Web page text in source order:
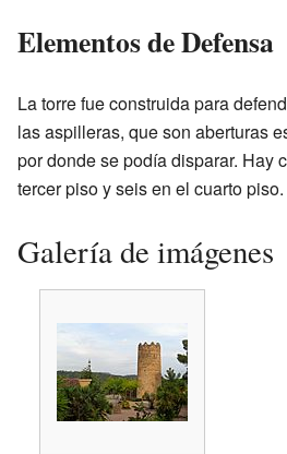
Elementos de Defensa
La torre fue construida para
las aspilleras, que son aberturas
por donde se podía disparar. Hay
tercer piso y seis en el cuarto piso.
Galería de imágenes